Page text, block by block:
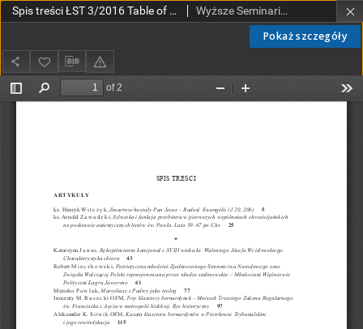
Pokaż szczegóły
Spis treści ŁST 3/2016 Table of contents ŁST 3/2016 Wyższe Seminarium Duchowne w Łodzi